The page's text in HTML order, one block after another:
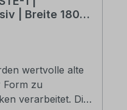
| Breite 180
wertvolle alte
zu
verarbeitet. Die